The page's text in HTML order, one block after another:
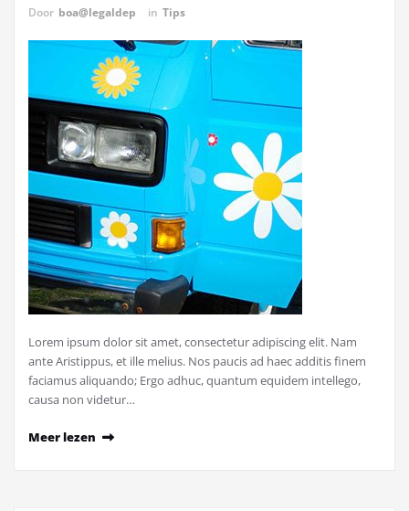
Door boa@legaldep in Tips
Lorem ipsum dolor sit amet, consectetur adipiscing elit. Nam
ante Aristippus, et ille melius. Nos paucis ad haec additis finem
faciamus aliquando; Ergo adhuc, quantum equidem intellego,
causa non videtur…
Meer lezen